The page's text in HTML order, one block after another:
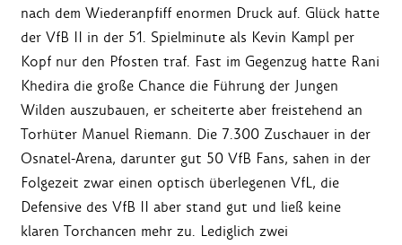
nach dem Wiederanpfiff enormen Druck auf. Glück hatte
der VfB II in der 51. Spielminute als Kevin Kampl per
Kopf nur den Pfosten traf. Fast im Gegenzug hatte Rani
Khedira die große Chance die Führung der Jungen
Wilden auszubauen, er scheiterte aber freistehend an
Torhüter Manuel Riemann. Die 7.300 Zuschauer in der
Osnatel-Arena, darunter gut 50 VfB Fans, sahen in der
Folgezeit zwar einen optisch überlegenen VfL, die
Defensive des VfB II aber stand gut und ließ keine
klaren Torchancen mehr zu. Lediglich zwei